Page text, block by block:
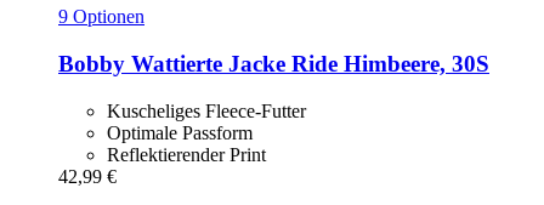
9 Optionen
Bobby Wattierte Jacke Ride Himbeere, 30S
Kuscheliges Fleece-Futter
Optimale Passform
Reflektierender Print
42,99 €